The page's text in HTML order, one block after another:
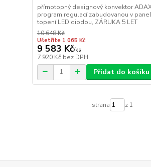
přímotopný designový konvektor
program.regulací zabudovanou v
topení LED diodou, ZÁRUKA 5 LET
10 648 Kč
Ušetříte 1 065 Kč
9 583 Kč/ks
7 920 Kč bez DPH
Přidat do košíku
strana z 1